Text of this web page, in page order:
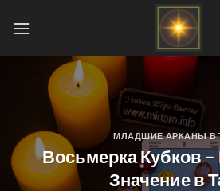
МЛАДШИЕ АРКАНЫ В
Восьмерка Кубков
Значение в